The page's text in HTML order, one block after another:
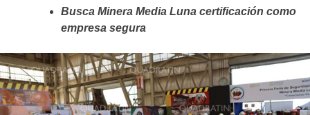
Busca Minera Media Luna certificación como
empresa segura